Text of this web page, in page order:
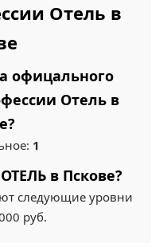
Отель в
офицального
Отель в
1
в Пскове?
следующие уровни
руб.